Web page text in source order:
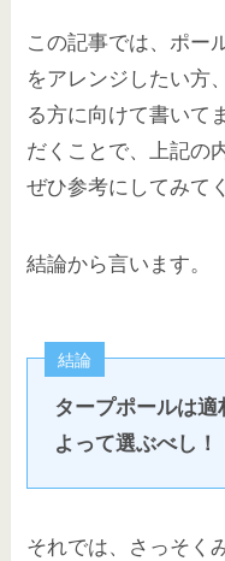
この記事では、ポー
をアレンジしたい方
る方に向けて書いて
だくことで、上記の
ぜひ参考にしてみて
結論から言います。
結論
タープポールは
よって選ぶべし！
それでは、さっそく